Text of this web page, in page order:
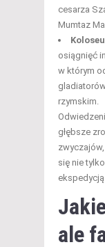
cesarza
Mumtaz
osiągnięć
w którym
rzymskim.
głębsze
się nie
ale